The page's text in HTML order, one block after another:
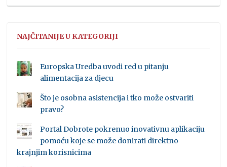
NAJČITANIJE U KATEGORIJI
Europska Uredba uvodi red u pitanju
alimentacija za djecu
Što je osobna asistencija i tko može ostvariti
pravo?
Portal Dobrote pokrenuo inovativnu aplikaciju
pomoću koje se može donirati direktno
krajnjim korisnicima